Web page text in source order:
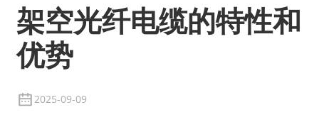
架空光纤电缆的特性和
优势
2025-09-09